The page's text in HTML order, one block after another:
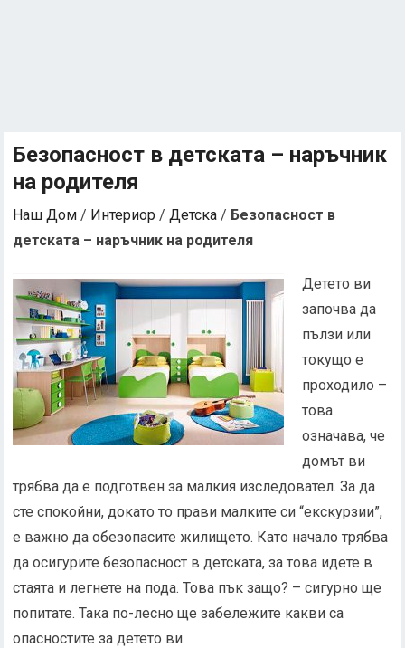
Безопасност в детската – наръчник
на родителя
Наш Дом / Интериор /Детска / Безопасност в
детската – наръчник на родителя
Детето ви
започва да
пълзи или
токущо е
проходило –
това
означава, че
домът ви
трябва да е подготвен за малкия изследовател. За да
сте спокойни, докато то прави малките си “екскурзии”,
е важно да обезопасите жилището. Като начало трябва
да осигурите безопасност в детската, за това идете в
стаята и легнете на пода. Това пък защо? – сигурно ще
попитате. Така по-лесно ще забележите какви са
опасностите за детето ви.